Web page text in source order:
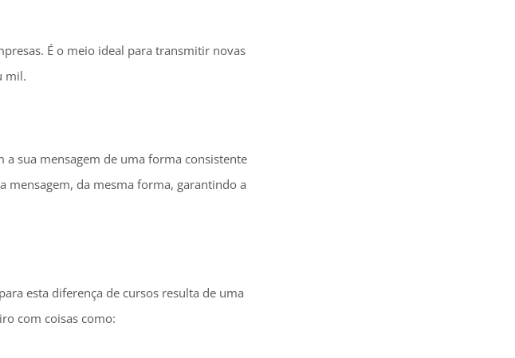
É o meio ideal para transmitir novas
mil.
sua mensagem de uma forma consistente
mensagem, da mesma forma, garantindo a
esta diferença de cursos resulta de uma
com coisas como: